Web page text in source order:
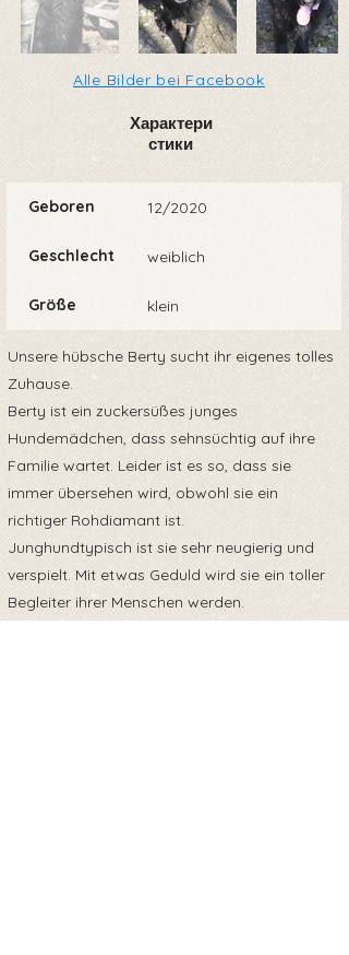
Alle Bilder bei Facebook
Характери
стики
Geboren 12/2020
Geschlecht weiblich
Größe klein
Unsere hübsche Berty sucht ihr eigenes tolles
Zuhause.
Berty ist ein zuckersüßes junges
Hundemädchen, dass sehnsüchtig auf ihre
Familie wartet. Leider ist es so, dass sie
immer übersehen wird, obwohl sie ein
richtiger Rohdiamant ist.
Junghundtypisch ist sie sehr neugierig und
verspielt. Mit etwas Geduld wird sie ein toller
Begleiter ihrer Menschen werden.